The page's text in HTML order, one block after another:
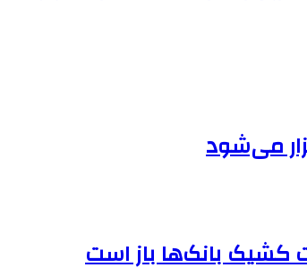
می‌شود
بانک‌ها باز است